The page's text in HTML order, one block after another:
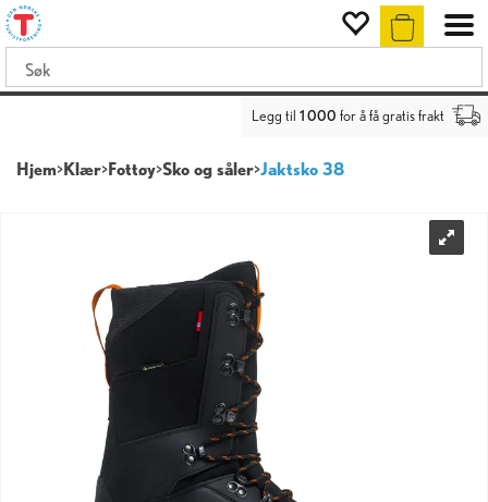
Legg til 1 000 for å få gratis frakt
Hjem>Klær>Fottøy>Sko og såler>Jaktsko 38